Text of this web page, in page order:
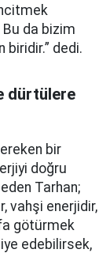
da bizim
dedi.
dürtülere
bir
doğru
Tarhan;
vahşi enerjidir,
götürmek
edebilirsek,